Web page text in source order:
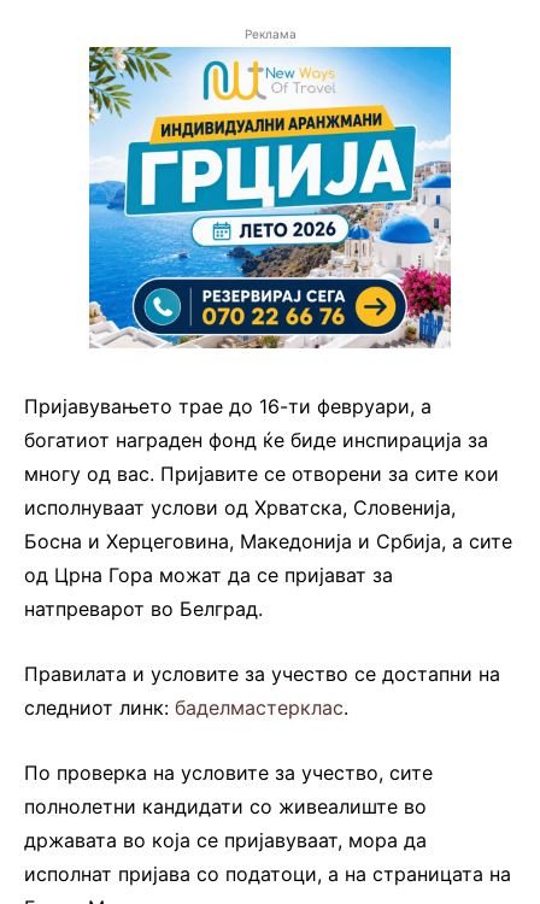
Реклама
Пријавувањето трае до 16-ти февруари, а
богатиот награден фонд ќе биде инспирација за
многу од вас. Пријавите се отворени за сите кои
исполнуваат услови од Хрватска, Словенија,
Босна и Херцеговина, Македонија и Србија, а сите
од Црна Гора можат да се пријават за
натпреварот во Белград.
Правилата и условите за учество се достапни на
следниот линк: баделмастерклас.
По проверка на условите за учество, сите
полнолетни кандидати со живеалиште во
државата во која се пријавуваат, мора да
исполнат пријава со податоци, а на страницата на